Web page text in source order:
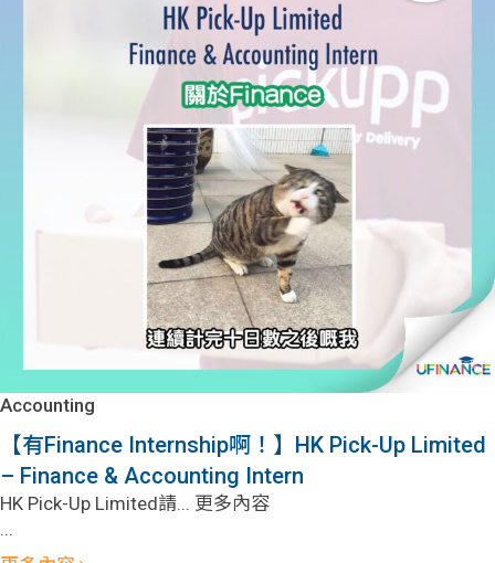
Accounting
【有Finance Internship啊！】​HK Pick-Up Limited
– Finance & Accounting Intern
​HK Pick-Up Limited請... 更多內容
...